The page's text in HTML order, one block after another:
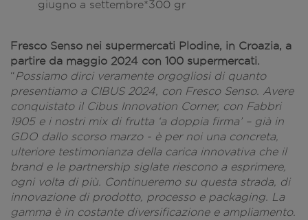
giugno a settembre*300 gr
Fresco Senso nei supermercati Plodine, in Croazia, a
partire da maggio 2024 con 100 supermercati.
“ Possiamo dirci veramente orgogliosi di quanto
presentiamo a CIBUS 2024, con Fresco Senso. Avere
conquistato il Cibus Innovation Corner, con Fabbri
1905 e i nostri mix di frutta ‘a doppia firma’ – già in
GDO dallo scorso marzo - è per noi una concreta,
ulteriore testimonianza della carica innovativa che il
brand e le partnership siglate riescono a esprimere,
ogni volta di più. Continueremo su questa strada, di
innovazione di prodotto, processo e packaging. La
gamma è in costante diversificazione e ampliamento.